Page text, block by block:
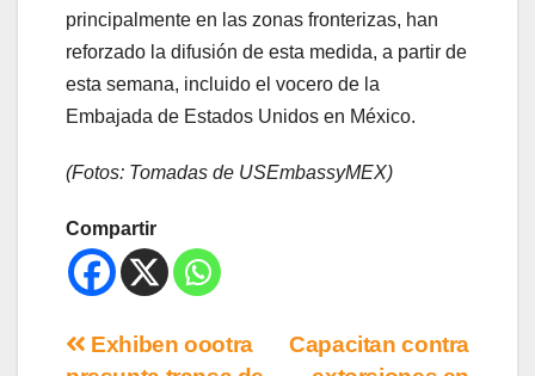
principalmente en las zonas fronterizas, han
reforzado la difusión de esta medida, a partir de
esta semana, incluido el vocero de la
Embajada de Estados Unidos en México.
(Fotos: Tomadas de USEmbassyMEX)
Compartir
Capacitan contra
Exhiben oootra